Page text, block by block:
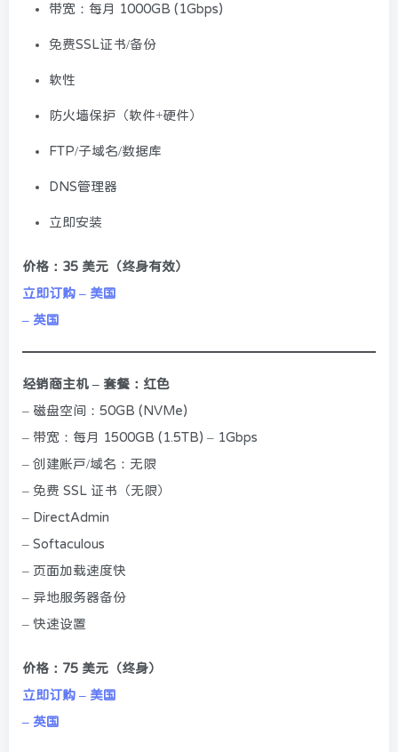
带宽：每月 1000GB (1Gbps)
免费SSL证书/备份
软性
防火墙保护（软件+硬件）
FTP/子域名/数据库
DNS管理器
立即安装
价格：35 美元（终身有效）
立即订购 – 美国
– 英国
经销商主机 – 套餐：红色
– 磁盘空间：50GB (NVMe)
– 带宽：每月 1500GB (1.5TB) – 1Gbps
– 创建账户/域名：无限
– 免费 SSL 证书（无限）
– DirectAdmin
– Softaculous
– 页面加载速度快
– 异地服务器备份
– 快速设置
价格：75 美元（终身）
立即订购 – 美国
– 英国